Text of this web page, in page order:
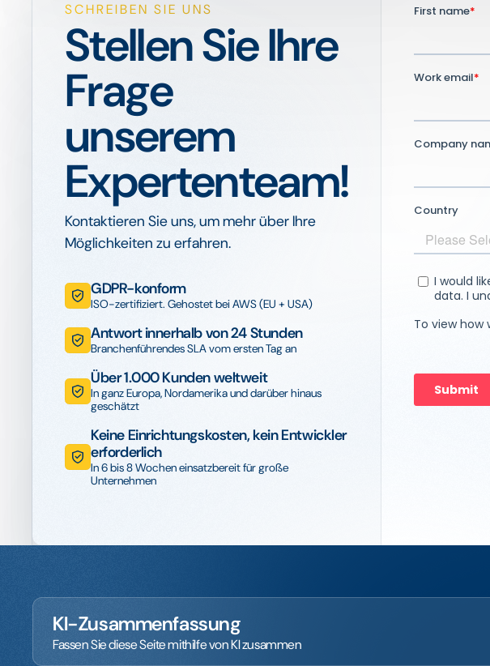
SCHREIBEN SIE UNS
Stellen Sie Ihre
Frage
unserem
Expertenteam!
Kontaktieren Sie uns, um mehr über Ihre
Möglichkeiten zu erfahren.
GDPR-konform
ISO-zertifiziert. Gehostet bei AWS (EU + USA)
Antwort innerhalb von 24 Stunden
Branchenführendes SLA vom ersten Tag an
Über 1.000 Kunden weltweit
In ganz Europa, Nordamerika und darüber hinaus
geschätzt
Keine Einrichtungskosten, kein Entwickler
erforderlich
In 6 bis 8 Wochen einsatzbereit für große
Unternehmen
KI-Zusammenfassung
Fassen Sie diese Seite mithilfe von KI zusammen